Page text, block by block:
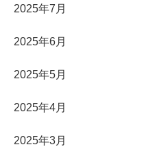
2025年7月
2025年6月
2025年5月
2025年4月
2025年3月